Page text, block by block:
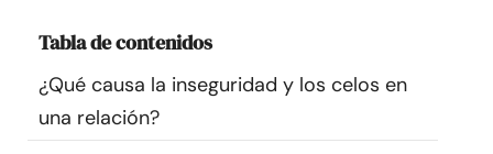
Encuentra un terapeuta
Tabla de contenidos
¿Qué causa la inseguridad y los celos en
una relación?